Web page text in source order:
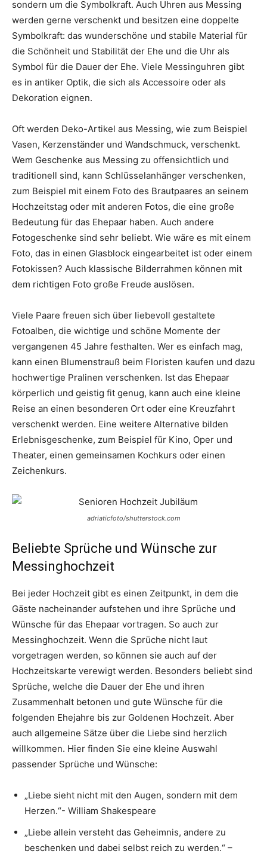
sondern um die Symbolkraft. Auch Uhren aus Messing
werden gerne verschenkt und besitzen eine doppelte
Symbolkraft: das wunderschöne und stabile Material für
die Schönheit und Stabilität der Ehe und die Uhr als
Symbol für die Dauer der Ehe. Viele Messinguhren gibt
es in antiker Optik, die sich als Accessoire oder als
Dekoration eignen.
Oft werden Deko-Artikel aus Messing, wie zum Beispiel
Vasen, Kerzenständer und Wandschmuck, verschenkt.
Wem Geschenke aus Messing zu offensichtlich und
traditionell sind, kann Schlüsselanhänger verschenken,
zum Beispiel mit einem Foto des Brautpaares an seinem
Hochzeitstag oder mit anderen Fotos, die eine große
Bedeutung für das Ehepaar haben. Auch andere
Fotogeschenke sind sehr beliebt. Wie wäre es mit einem
Foto, das in einen Glasblock eingearbeitet ist oder einem
Fotokissen? Auch klassische Bilderrahmen können mit
dem richtigen Foto große Freude auslösen.
Viele Paare freuen sich über liebevoll gestaltete
Fotoalben, die wichtige und schöne Momente der
vergangenen 45 Jahre festhalten. Wer es einfach mag,
kann einen Blumenstrauß beim Floristen kaufen und dazu
hochwertige Pralinen verschenken. Ist das Ehepaar
körperlich und geistig fit genug, kann auch eine kleine
Reise an einen besonderen Ort oder eine Kreuzfahrt
verschenkt werden. Eine weitere Alternative bilden
Erlebnisgeschenke, zum Beispiel für Kino, Oper und
Theater, einen gemeinsamen Kochkurs oder einen
Zeichenkurs.
adriaticfoto/shutterstock.com
Beliebte Sprüche und Wünsche zur
Messinghochzeit
Bei jeder Hochzeit gibt es einen Zeitpunkt, in dem die
Gäste nacheinander aufstehen und ihre Sprüche und
Wünsche für das Ehepaar vortragen. So auch zur
Messinghochzeit. Wenn die Sprüche nicht laut
vorgetragen werden, so können sie auch auf der
Hochzeitskarte verewigt werden. Besonders beliebt sind
Sprüche, welche die Dauer der Ehe und ihren
Zusammenhalt betonen und gute Wünsche für die
folgenden Ehejahre bis zur Goldenen Hochzeit. Aber
auch allgemeine Sätze über die Liebe sind herzlich
willkommen. Hier finden Sie eine kleine Auswahl
passender Sprüche und Wünsche:
„Liebe sieht nicht mit den Augen, sondern mit dem
Herzen.“- William Shakespeare
„Liebe allein versteht das Geheimnis, andere zu
beschenken und dabei selbst reich zu werden.“ –